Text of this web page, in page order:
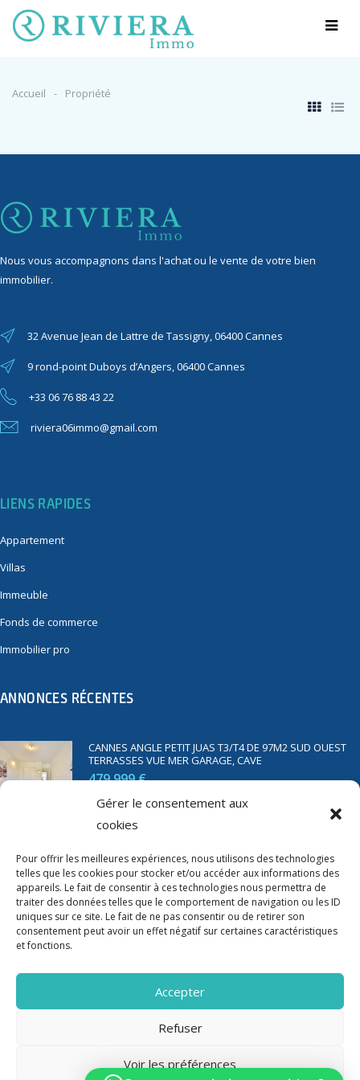
Gérer le consentement aux
cookies
Pour offrir les meilleures expériences, nous utilisons des technologies
telles que les cookies pour stocker et/ou accéder aux informations des
appareils. Le fait de consentir à ces technologies nous permettra de
traiter des données telles que le comportement de navigation ou les ID
uniques sur ce site. Le fait de ne pas consentir ou de retirer son
consentement peut avoir un effet négatif sur certaines caractéristiques
et fonctions.
Accepter
Refuser
Voir les préférences
Accueil Propriété
Nous vous accompagnons dans l'achat ou le vente de votre bien
immobilier.
32 Avenue Jean de Lattre de Tassigny, 06400 Cannes
9 rond-point Duboys d’Angers, 06400 Cannes
+33 06 76 88 43 22
riviera06immo@gmail.com
LIENS RAPIDES
Appartement
Villas
Immeuble
Fonds de commerce
Immobilier pro
ANNONCES RÉCENTES
CANNES ANGLE PETIT JUAS T3/T4 DE 97M2 SUD OUEST
TERRASSES VUE MER GARAGE, CAVE
479 999 €
TERRASSE PARKING
350 000 €
2020-2023 Riviera Immo - Tous Droits réservés -Mentions Légales